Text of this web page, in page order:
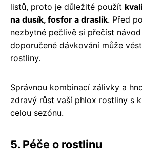
listů, proto je důležité použít
na dusík, fosfor a draslík. Před
nezbytné pečlivě si přečíst
doporučené dávkování může
rostliny.
Správnou kombinací zálivky a
zdravý růst vaší phlox rostliny s
celou sezónu.
5. Péče o rostlinu